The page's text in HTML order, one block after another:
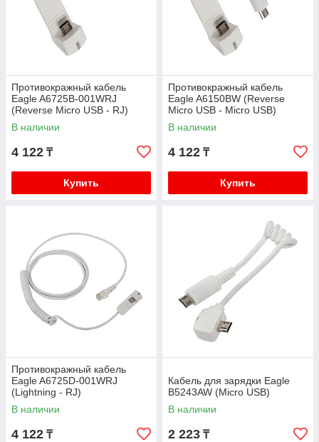
Противокражный кабель
Eagle A6725B-001WRJ
(Reverse Micro USB - RJ)
В наличии
4 122 ₸
Купить
Противокражный кабель
Eagle A6150BW (Reverse
Micro USB - Micro USB)
В наличии
4 122 ₸
Купить
Противокражный кабель
Eagle A6725D-001WRJ
(Lightning - RJ)
В наличии
4 122 ₸
Кабель для зарядки Eagle
B5243AW (Micro USB)
В наличии
2 223 ₸